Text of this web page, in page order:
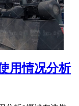
用情况分析